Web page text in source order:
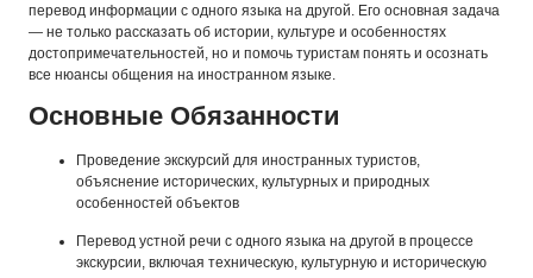
перевод информации с одного языка на другой. Его основная задача
— не только рассказать об истории, культуре и особенностях
достопримечательностей, но и помочь туристам понять и осознать
все нюансы общения на иностранном языке.
Основные Обязанности
Проведение экскурсий для иностранных туристов,
объяснение исторических, культурных и природных
особенностей объектов
Перевод устной речи с одного языка на другой в процессе
экскурсии, включая техническую, культурную и историческую